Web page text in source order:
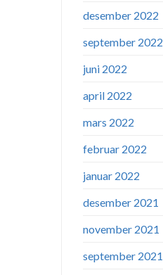
desember 2022
september 2022
juni 2022
april 2022
mars 2022
februar 2022
januar 2022
desember 2021
november 2021
september 2021